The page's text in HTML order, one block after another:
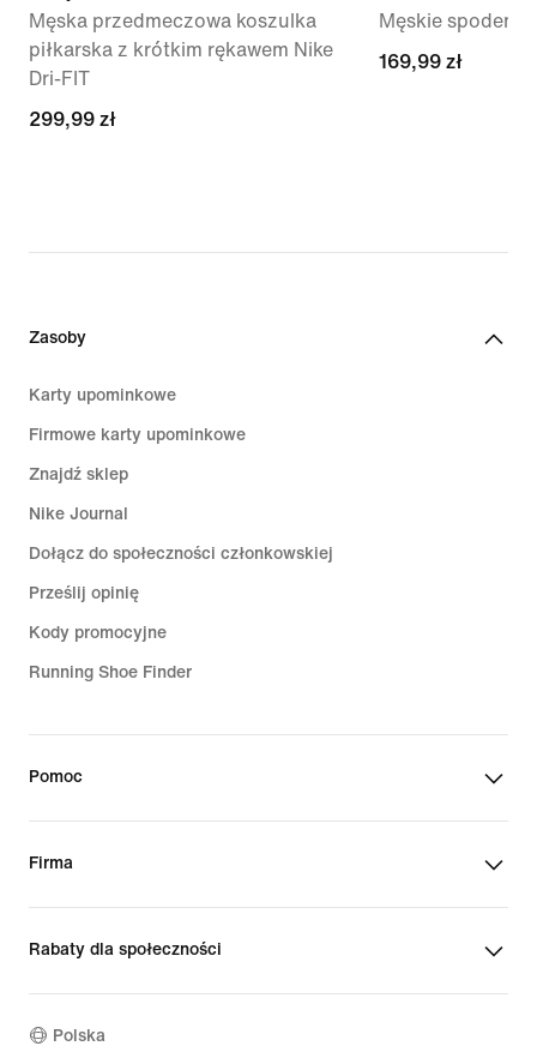
Męska przedmeczowa koszulka
piłkarska z krótkim rękawem Nike
Dri-FIT
299,99 zł
299,99 zł
Męskie spodenki
169,99 zł
169,99 zł
Zasoby
Karty upominkowe
Firmowe karty upominkowe
Znajdź sklep
Nike Journal
Dołącz do społeczności członkowskiej
Prześlij opinię
Kody promocyjne
Running Shoe Finder
Pomoc
Firma
Rabaty dla społeczności
Polska